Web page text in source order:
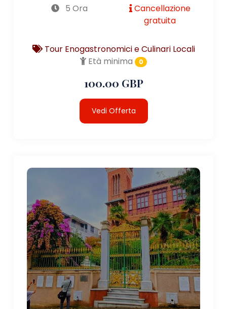
5 Ora
Cancellazione
gratuita
Tour Enogastronomici e Culinari Locali
Età minima
0
100.00 GBP
Vedi Offerta